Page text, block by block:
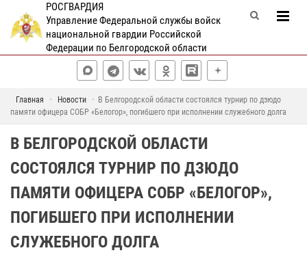
РОСГВАРДИЯ
Управление Федеральной службы войск
национальной гвардии Российской
Федерации по Белгородской области
Главная Новости
В Белгородской области состоялся турнир по дзюдо
памяти офицера СОБР «Белогор», погибшего при исполнении служебного долга
В БЕЛГОРОДСКОЙ ОБЛАСТИ
СОСТОЯЛСЯ ТУРНИР ПО ДЗЮДО
ПАМЯТИ ОФИЦЕРА СОБР «БЕЛОГОР»,
ПОГИБШЕГО ПРИ ИСПОЛНЕНИИ
СЛУЖЕБНОГО ДОЛГА